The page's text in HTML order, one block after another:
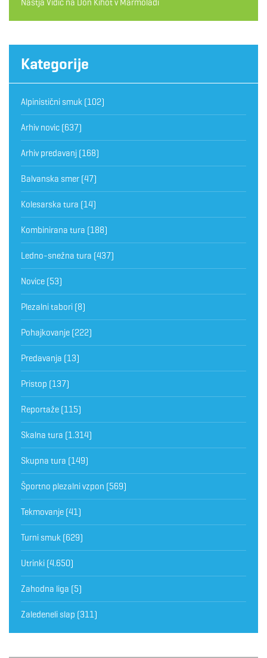
Nastja Vidic na Don Kihot v Marmoladi
Kategorije
Alpinistični smuk (102)
Arhiv novic (637)
Arhiv predavanj (168)
Balvanska smer (47)
Kolesarska tura (14)
Kombinirana tura (188)
Ledno-snežna tura (437)
Novice (53)
Plezalni tabori (8)
Pohajkovanje (222)
Predavanja (13)
Pristop (137)
Reportaže (115)
Skalna tura (1.314)
Skupna tura (149)
Športno plezalni vzpon (569)
Tekmovanje (41)
Turni smuk (629)
Utrinki (4.650)
Zahodna liga (5)
Zaledeneli slap (311)